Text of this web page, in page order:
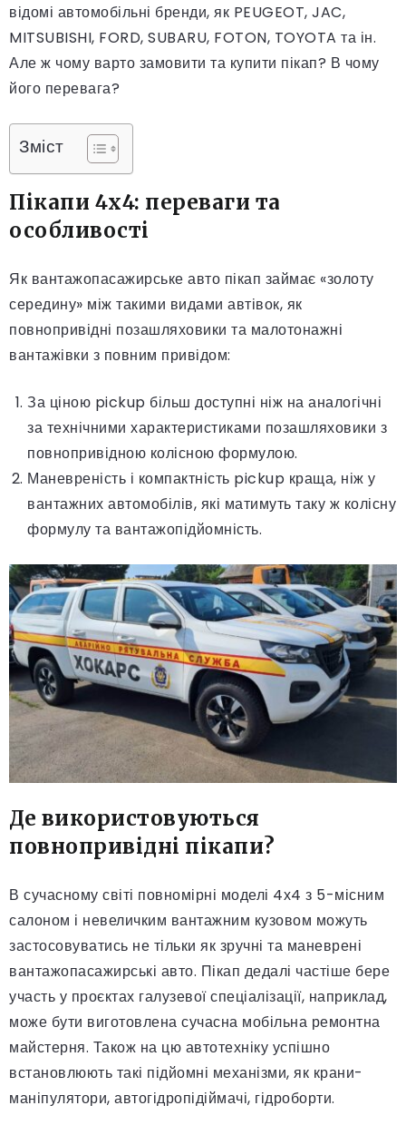
відомі автомобільні бренди, як PEUGEOT, JAC,
MITSUBISHI, FORD, SUBARU, FOTON, TOYOTA та ін.
Але ж чому варто замовити та купити пікап? В чому
його перевага?
Зміст
Пікапи 4х4: переваги та
особливості
Як вантажопасажирське авто пікап займає «золоту
середину» між такими видами автівок, як
повнопривідні позашляховики та малотонажні
вантажівки з повним привідом:
За ціною pickup більш доступні ніж на аналогічні
за технічними характеристиками позашляховики з
повнопривідною колісною формулою.
Маневреність і компактність pickup краща, ніж у
вантажних автомобілів, які матимуть таку ж колісну
формулу та вантажопідйомність.
Де використовуються
повнопривідні пікапи?
В сучасному світі повномірні моделі 4х4 з 5-місним
салоном і невеличким вантажним кузовом можуть
застосовуватись не тільки як зручні та маневрені
вантажопасажирські авто. Пікап дедалі частіше бере
участь у проєктах галузевої спеціалізації, наприклад,
може бути виготовлена сучасна мобільна ремонтна
майстерня. Також на цю автотехніку успішно
встановлюють такі підйомні механізми, як крани-
маніпулятори, автогідропідіймачі, гідроборти.